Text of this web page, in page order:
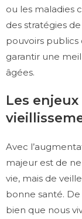
ou les maladies
des stratégies
pouvoirs publics
garantir une
âgées.
Les
Avec
majeur est de
vie, mais de
bonne santé.
bien que nous